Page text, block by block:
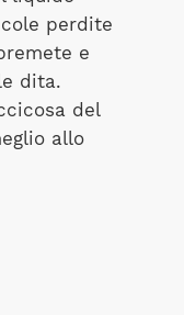
perdite
e
dita.
del
allo